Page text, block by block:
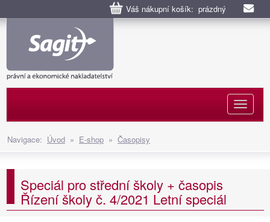
Váš nákupní košík: prázdný
Navigace: Úvod » E-shop » Časopisy
Speciál pro střední školy + časopis
Řízení školy č. 4/2021 Letní speciál